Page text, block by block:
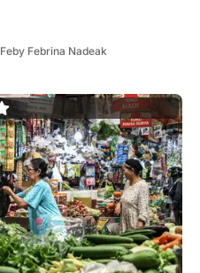
Feby Febrina Nadeak